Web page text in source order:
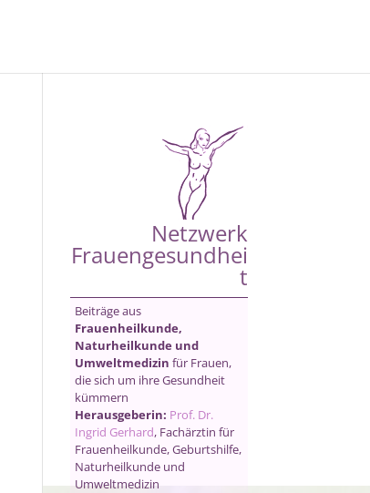
Netzwerk
Frauengesundhei
t
Beiträge aus
Frauenheilkunde,
Naturheilkunde und
Umweltmedizin für Frauen,
die sich um ihre Gesundheit
kümmern
Herausgeberin: Prof. Dr.
Ingrid Gerhard, Fachärztin für
Frauenheilkunde, Geburtshilfe,
Naturheilkunde und
Umweltmedizin